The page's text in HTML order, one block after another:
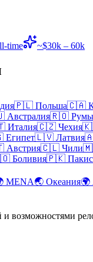
time ~$30k – 60k
🇵🇱 Польша🇨🇦
Австралия🇷🇴
Италия🇨🇿 Чехия
Египет🇱🇻 Латвия
Австрия🇨🇱 Чили
Боливия🇵🇰
MENA🌏 Океания🌍
и возможностями